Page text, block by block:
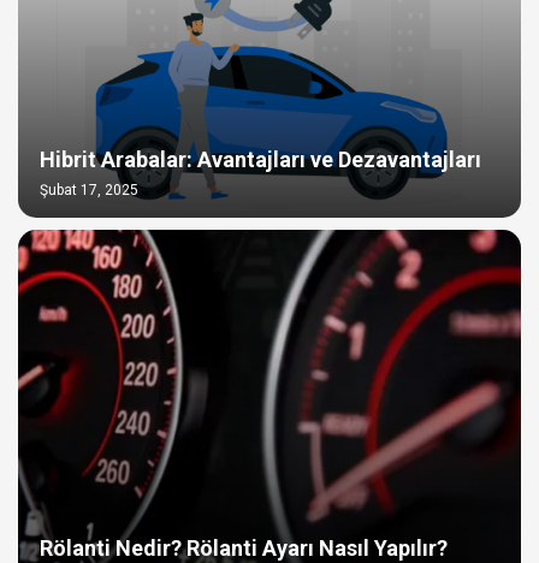
Hibrit Arabalar: Avantajları ve Dezavantajları
Şubat 17, 2025
Rölanti Nedir? Rölanti Ayarı Nasıl Yapılır?